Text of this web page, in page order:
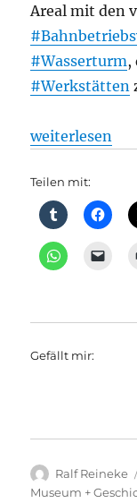
Areal mit den
#Wasserturm,
#Werkstätten
weiterlesen
Teilen mit:
Gefällt mir:
Autor
Ralf Reineke
Museum +